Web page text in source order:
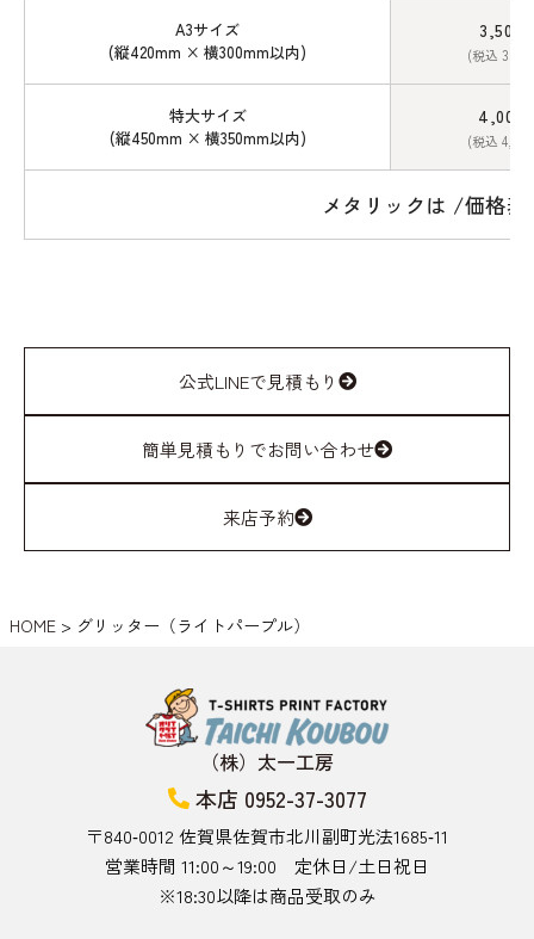
A3サイズ
(縦420mm × 横300mm以内)
3,500
(税込
特大サイズ
(縦450mm × 横350mm以内)
4,000
(税込
メタリックは /価格
公式LINEで見積もり
簡単見積もりでお問い合わせ
来店予約
HOME > グリッター（ライトパープル）
（株）太一工房
本店 0952-37-3077
〒840‑0012 佐賀県佐賀市北川副町光法1685‑11
営業時間 11:00～19:00 定休日/土日祝日
※18:30以降は商品受取のみ